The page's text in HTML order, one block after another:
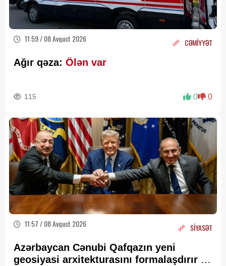
11:59 / 08 Avqust 2026 CƏMİYYƏT
Ağır qəza: Ölən var
115 0 0
11:57 / 08 Avqust 2026 SİYASƏT
Azərbaycan Cənubi Qafqazın yeni
geosiyasi arxitekturasını formalaşdırır –